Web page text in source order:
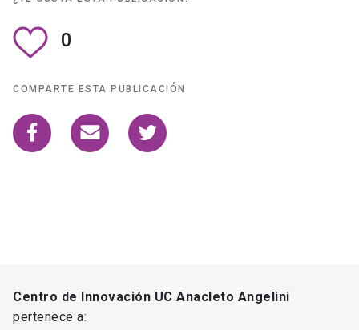
0
COMPARTE ESTA PUBLICACIÓN
Centro de Innovación UC Anacleto Angelini
pertenece a: